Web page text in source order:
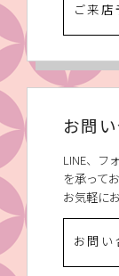
ご来
お問
LINE、フ
を承って
お気軽に
お問い